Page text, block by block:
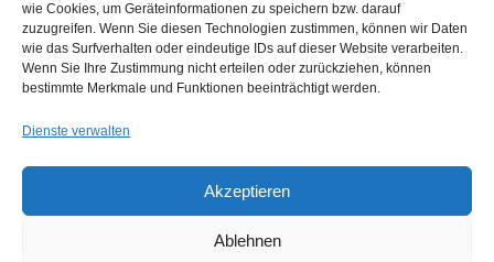
wie Cookies, um Geräteinformationen zu speichern bzw. darauf
zuzugreifen. Wenn Sie diesen Technologien zustimmen, können wir Daten
wie das Surfverhalten oder eindeutige IDs auf dieser Website verarbeiten.
Wenn Sie Ihre Zustimmung nicht erteilen oder zurückziehen, können
bestimmte Merkmale und Funktionen beeinträchtigt werden.
Dienste verwalten
Akzeptieren
Ablehnen
Keine Kommentare vorhanden.
Copyright © 2026 Institut für Jugendkulturforschung
Designed byWPZOOM